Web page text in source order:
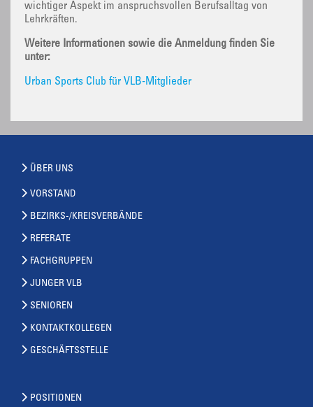
wichtiger Aspekt im anspruchsvollen Berufsalltag von
Lehrkräften.
Weitere Informationen sowie die Anmeldung finden Sie
unter:
Urban Sports Club für VLB-Mitglieder
ÜBER UNS
VORSTAND
BEZIRKS-/KREISVERBÄNDE
REFERATE
FACHGRUPPEN
JUNGER VLB
SENIOREN
KONTAKTKOLLEGEN
GESCHÄFTSSTELLE
POSITIONEN